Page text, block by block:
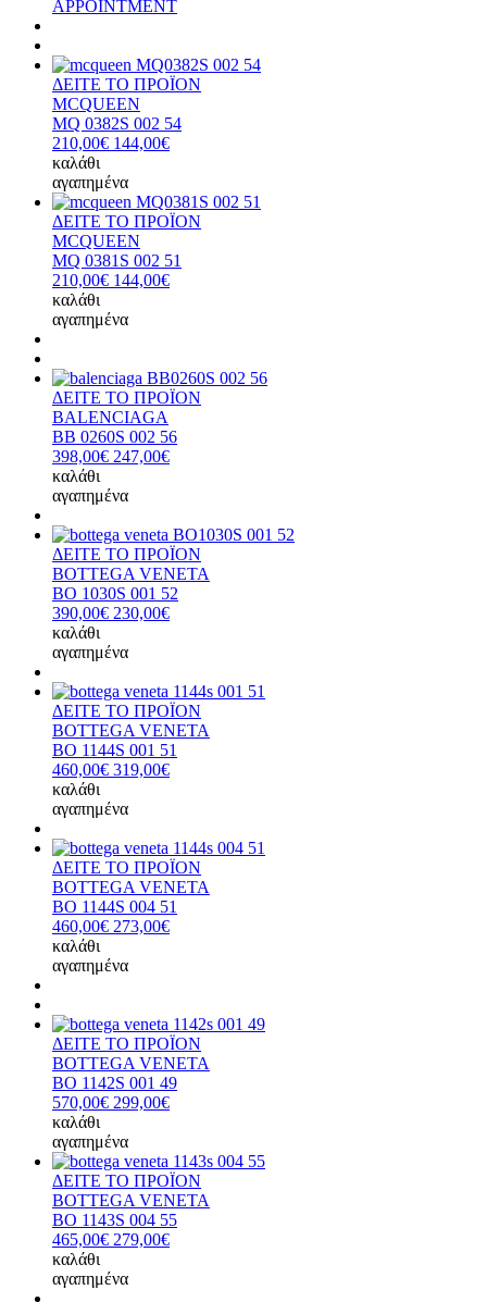
APPOINTMENT
ΔΕΙΤΕ ΤΟ ΠΡΟΪΟΝ
MCQUEEN
MQ 0382S 002 54
210,00€ 144,00€
καλάθι
αγαπημένα
ΔΕΙΤΕ ΤΟ ΠΡΟΪΟΝ
MCQUEEN
MQ 0381S 002 51
210,00€ 144,00€
καλάθι
αγαπημένα
ΔΕΙΤΕ ΤΟ ΠΡΟΪΟΝ
BALENCIAGA
BB 0260S 002 56
398,00€ 247,00€
καλάθι
αγαπημένα
ΔΕΙΤΕ ΤΟ ΠΡΟΪΟΝ
BOTTEGA VENETA
BO 1030S 001 52
390,00€ 230,00€
καλάθι
αγαπημένα
ΔΕΙΤΕ ΤΟ ΠΡΟΪΟΝ
BOTTEGA VENETA
BO 1144S 001 51
460,00€ 319,00€
καλάθι
αγαπημένα
ΔΕΙΤΕ ΤΟ ΠΡΟΪΟΝ
BOTTEGA VENETA
BO 1144S 004 51
460,00€ 273,00€
καλάθι
αγαπημένα
ΔΕΙΤΕ ΤΟ ΠΡΟΪΟΝ
BOTTEGA VENETA
BO 1142S 001 49
570,00€ 299,00€
καλάθι
αγαπημένα
ΔΕΙΤΕ ΤΟ ΠΡΟΪΟΝ
BOTTEGA VENETA
BO 1143S 004 55
465,00€ 279,00€
καλάθι
αγαπημένα